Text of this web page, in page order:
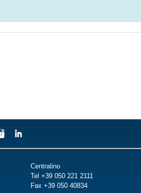
Centralino
Tel +39 050 221 2111
Fax +39 050 40834